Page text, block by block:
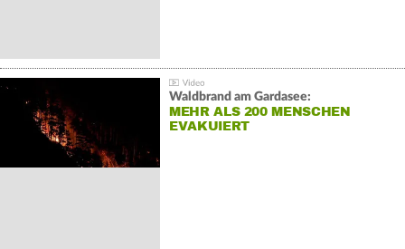
Waldbrand am Gardasee:
MEHR ALS 200 MENSCHEN
EVAKUIERT